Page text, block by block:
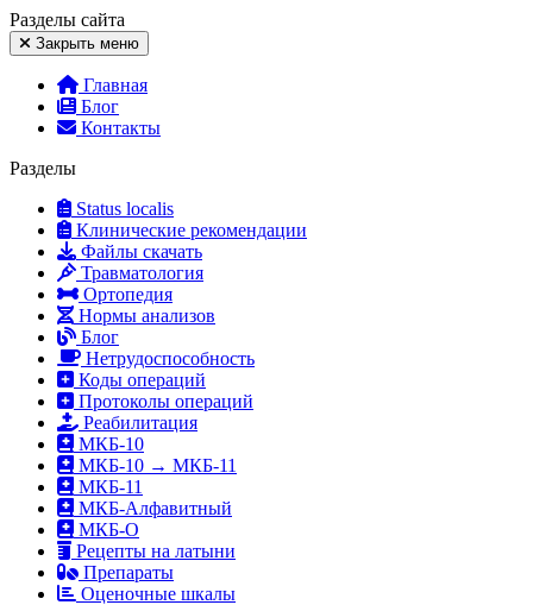
Разделы сайта
Закрыть меню
Главная
Блог
Контакты
Разделы
Status localis
Клинические рекомендации
Файлы скачать
Травматология
Ортопедия
Нормы анализов
Блог
Нетрудоспособность
Коды операций
Протоколы операций
Реабилитация
МКБ-10
МКБ-10 → МКБ-11
МКБ-11
МКБ-Алфавитный
МКБ-О
Рецепты на латыни
Препараты
Оценочные шкалы